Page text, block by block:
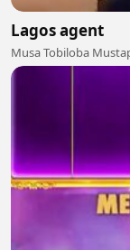
Lagos agent
Musa Tobiloba